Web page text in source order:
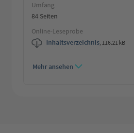
Umfang
84 Seiten
Online-Leseprobe
Inhaltsverzeichnis, 116.21 kB
Mehr ansehen